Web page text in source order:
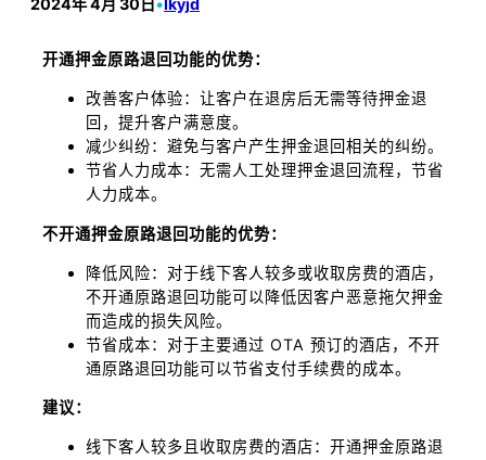
•
开通押金原路退回功能的优势：
改善客户体验：让客户在退房后无需等待押金退
回，提升客户满意度。
减少纠纷：避免与客户产生押金退回相关的纠纷。
节省人力成本：无需人工处理押金退回流程，节省
人力成本。
不开通押金原路退回功能的优势：
降低风险：对于线下客人较多或收取房费的酒店，
不开通原路退回功能可以降低因客户恶意拖欠押金
而造成的损失风险。
节省成本：对于主要通过 OTA 预订的酒店，不开
通原路退回功能可以节省支付手续费的成本。
建议：
线下客人较多且收取房费的酒店：开通押金原路退